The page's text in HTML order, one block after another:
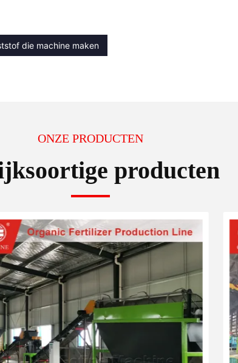
die machine maken
ONZE PRODUCTEN
producten